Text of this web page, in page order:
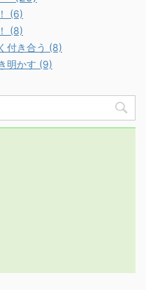
(6)
(8)
付き合う (8)
明かす (9)